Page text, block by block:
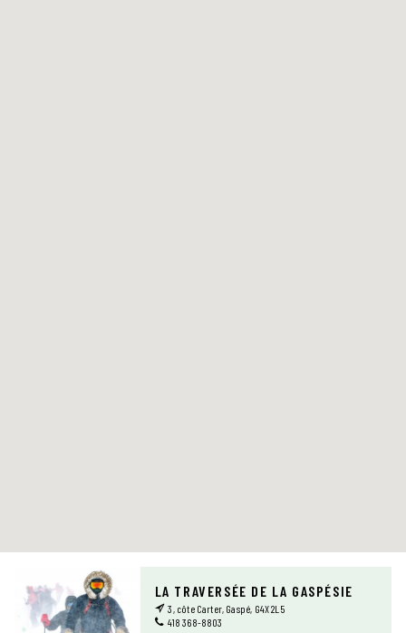
LA TRAVERSÉE DE LA GASPÉSIE
3, côte Carter, Gaspé, G4X 2L5
418 368-8803